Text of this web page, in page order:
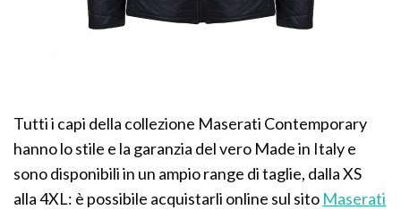
Tutti i capi della collezione Maserati Contemporary
hanno lo stile e la garanzia del vero Made in Italy e
sono disponibili in un ampio range di taglie, dalla XS
alla 4XL: è possibile acquistarli online sul sito Maserati